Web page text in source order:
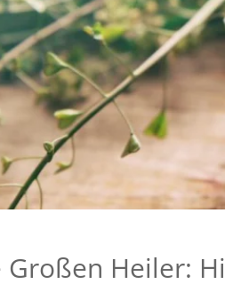
Großen Heiler: